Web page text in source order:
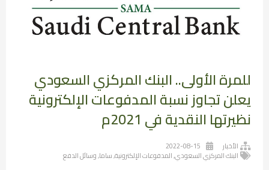
للمرة الأولى.. البنك المركزي السعودي
يعلن تجاوز نسبة المدفوعات الإلكترونية
نظيرتها النقدية في 2021م
الأخبار
2022-08-15
البنك المركزي السعودي,المدفوعات الإلكترونية,ساما,وسائل الدفع